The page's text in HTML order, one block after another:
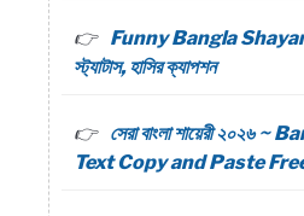
Funny Bangla Shayari |
স্ট্যাটাস, হাসির ক্যাপশন
সেরা বাংলা শায়েরী ২০২৬
Text Copy and Paste